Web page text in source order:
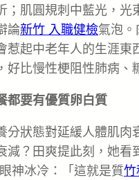
；肌圓規刺中藍光，光
論新竹 入職健檢氣泡
惹起中老年人的生涯東
好比慢性梗阻性肺病、
都要有優質卵白質
分狀態對延緩人體肌肉
減？田爽提此刻，她看
神冰冷：「這就是質竹